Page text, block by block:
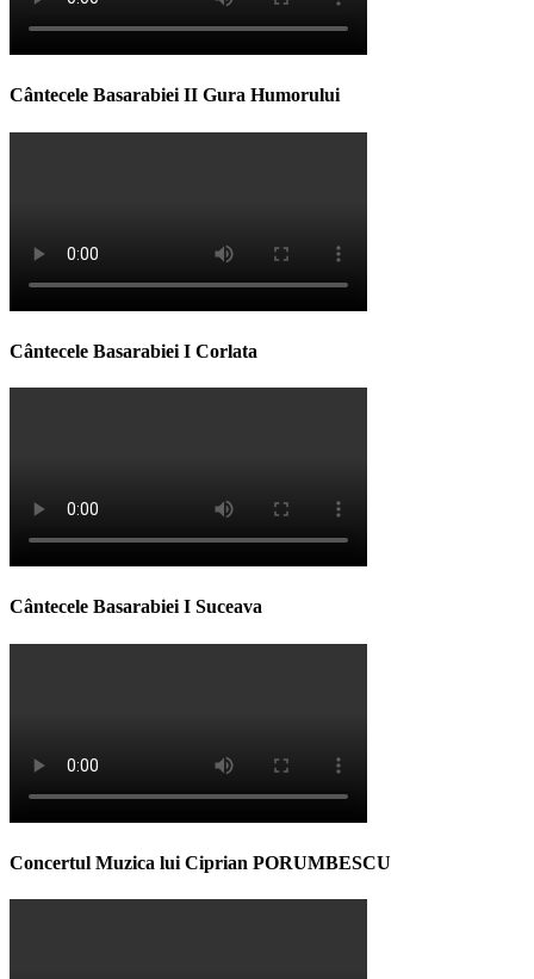
Cântecele Basarabiei II Gura Humorului
Cântecele Basarabiei I Corlata
Cântecele Basarabiei I Suceava
Concertul Muzica lui Ciprian PORUMBESCU